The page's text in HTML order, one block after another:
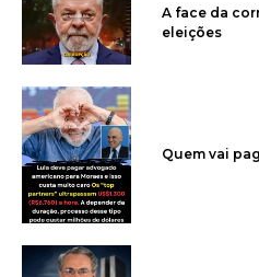
A face da
eleições
Quem vai